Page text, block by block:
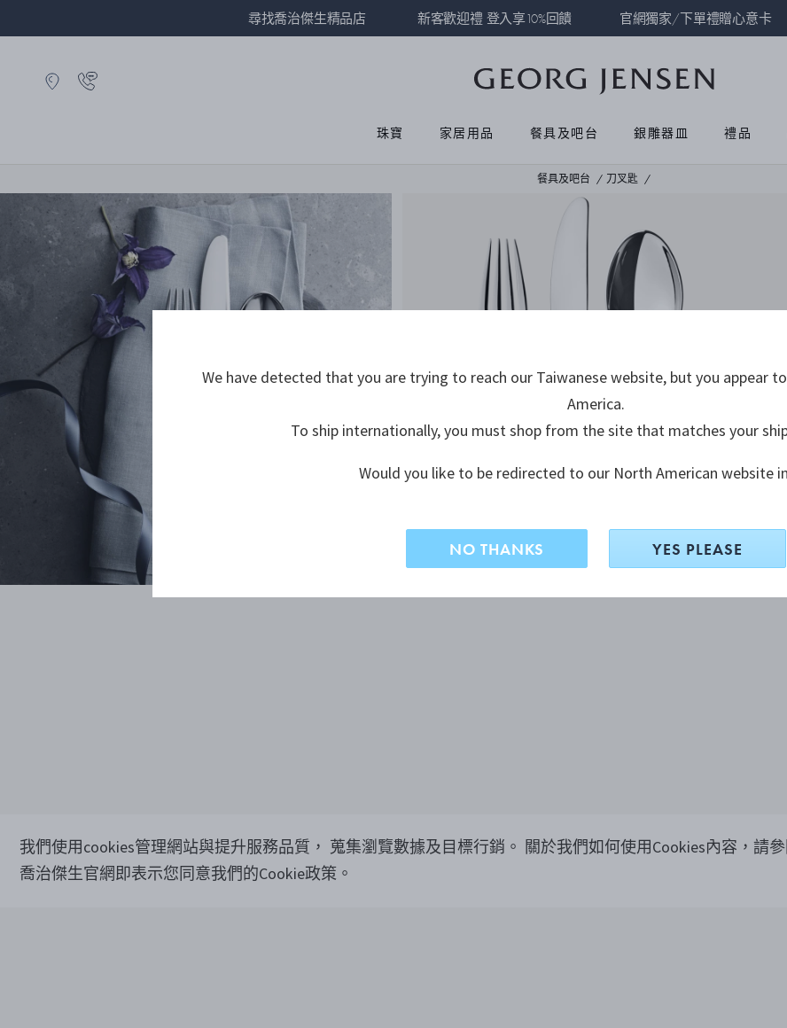
尋找喬治傑生精品店 新客歡迎禮 登入享10%回饋 官網獨家/下單禮贈心意卡
珠寶 家居用品 餐具及吧台 銀雕器皿 禮品
餐具及吧台 刀叉匙
我們使用cookies管理網站與提升服務品質， 蒐集瀏覽數據及目標行銷。 關於我們如何使用Cookies內容，請
喬治傑生官網即表示您同意我們的Cookie政策。
We have detected that you are trying to reach our Taiwanese website, but you appear
America.
To ship internationally, you must shop from the site that matches your
Would you like to be redirected to our North American website
NO THANKS YES PLEASE